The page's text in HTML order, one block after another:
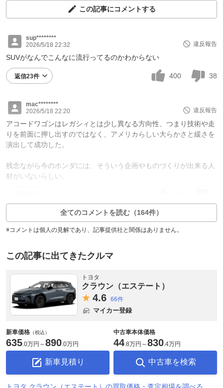
この記事にコメントする
sup********
2026/5/18 22:32
違反報告
SUVがなんでこんなに流行ってるのかわからない
返信23件 400 38
mac********
2026/5/18 22:20
違反報告
アコードワゴンはレガシィとは少し異なる方向性、つまり技術や走
りを前面に押し出すのではなく、アメリカらしい大らかさと緩さを
演出して成功した。
残念ながら今のホンダには、そういう企画やものづくりが出来る人
材がいないらしい。
全てのコメントを読む（164件）
※コメントは個人の見解であり、記事提供社と関係はありません。
この記事に出てきたクルマ
トヨタ
クラウン（エステート）
4.6 66件
マイカー登録
新車価格 （税込）
635.0万円 ～890.0万円
新車見積り
中古車本体価格
44.8万円 ～830.4万円
中古車を検索